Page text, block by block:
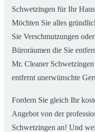
Schwetzingen für Ihr
Möchten Sie alles
Sie Verschmutzungen
Büroräumen die Sie
Mr. Cleaner
entfernt unerwünschte
Fordern Sie gleich Ihr
Angebot von der
Schwetzingen an! Und